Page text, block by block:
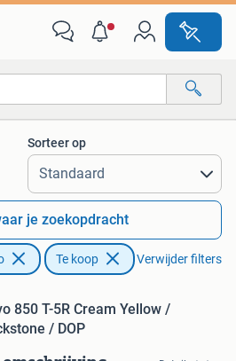
afstanden…
Sorteer op
je zoekopdracht
Te koop Verwijder filters
850 T-5R Cream Yellow /
/ DOP